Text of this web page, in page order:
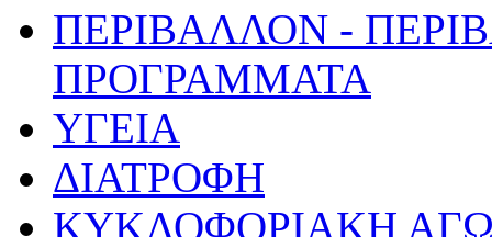
ΠΕΡΙΒΑΛΛΟΝ -
ΠΡΟΓΡΑΜΜΑΤΑ
ΥΓΕΙΑ
ΔΙΑΤΡΟΦΗ
ΚΥΚΛΟΦΟΡΙΑΚΗ